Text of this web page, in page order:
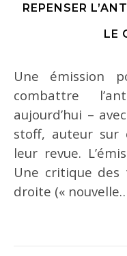
REPENSER
LE
Une émission pour (re)penser et mieux
combattre
aujourd’hui –
stoff, auteur sur
leur revue.
Une critique des
droite («